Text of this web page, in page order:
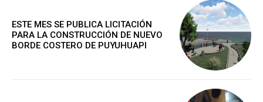
ESTE MES SE PUBLICA LICITACIÓN
PARA LA CONSTRUCCIÓN DE NUEVO
BORDE COSTERO DE PUYUHUAPI